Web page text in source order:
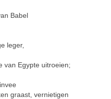
Babel
leger,
van Egypte uitroeien;
graast, vernietigen